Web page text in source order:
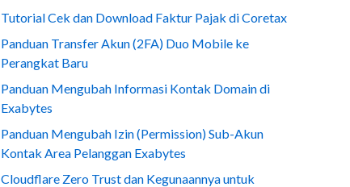
Tutorial Cek dan Download Faktur Pajak di Coretax
Panduan Transfer Akun (2FA) Duo Mobile ke
Perangkat Baru
Panduan Mengubah Informasi Kontak Domain di
Exabytes
Panduan Mengubah Izin (Permission) Sub-Akun
Kontak Area Pelanggan Exabytes
Cloudflare Zero Trust dan Kegunaannya untuk